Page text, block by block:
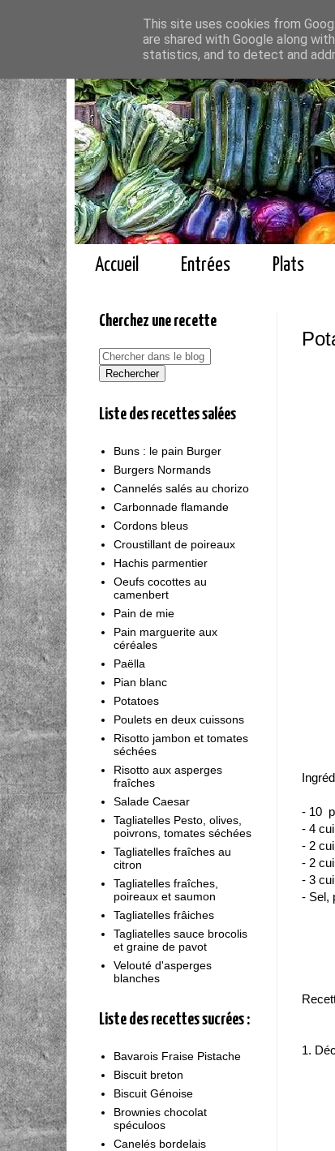
Accueil Entrées Plats
- 10
- 4
- 2
- 2
- 3
- Sel,
1.
Cherchez une recette
Liste des recettes salées
Buns : le pain Burger
Burgers Normands
Cannelés salés au chorizo
Carbonnade flamande
Cordons bleus
Croustillant de poireaux
Hachis parmentier
Oeufs cocottes au
camenbert
Pain de mie
Pain marguerite aux
céréales
Paëlla
Pian blanc
Potatoes
Poulets en deux cuissons
Risotto jambon et tomates
séchées
Risotto aux asperges
fraîches
Salade Caesar
Tagliatelles Pesto, olives,
poivrons, tomates séchées
Tagliatelles fraîches au
citron
Tagliatelles fraîches,
poireaux et saumon
Tagliatelles frâiches
Tagliatelles sauce brocolis
et graine de pavot
Velouté d'asperges
blanches
Liste des recettes sucrées :
Bavarois Fraise Pistache
Biscuit breton
Biscuit Génoise
Brownies chocolat
spéculoos
Canelés bordelais
This site uses cookies from
are shared with Google along
statistics, and to detect and